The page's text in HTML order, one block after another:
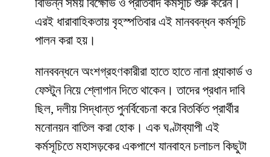
বিভিন্ন সময় বিক্ষোভ ও প্রতিবাদ কর্মসূচি শুরু করেন।
এরই ধারাবাহিকতায় বৃহস্পতিবার এই মানববন্ধন কর্মসূচি
পালন করা হয়।
মানববন্ধনে অংশগ্রহণকারীরা হাতে হাতে নানা প্ল্যাকার্ড ও
ফেস্টুন নিয়ে শ্লোগান দিতে থাকেন। তাদের প্রধান দাবি
ছিল, দলীয় সিদ্ধান্ত পুনর্বিবেচনা করে বিতর্কিত প্রার্থীর
মনোনয়ন বাতিল করা হোক। এক ঘণ্টাব্যাপী এই
কর্মসূচিতে মহাসড়কের একপাশে যানবাহন চলাচল কিছুটা